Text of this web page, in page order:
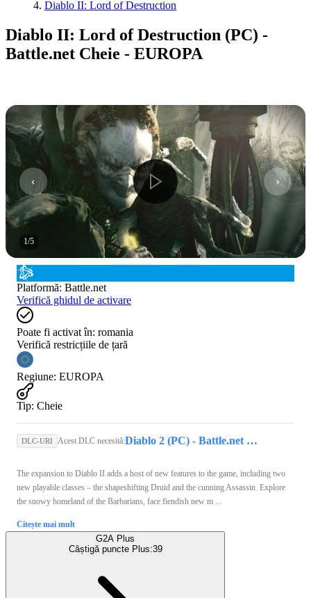
Diablo II: Lord of Destruction
Diablo II: Lord of Destruction (PC) -
Battle.net Cheie - EUROPA
1/5
Platformă: Battle.net
Verifică ghidul de activare
Poate fi activat în: romania
Verifică restricțiile de țară
Regiune: EUROPA
Tip: Cheie
DLC-URI Acest DLC necesită: Diablo 2 (PC) - Battle.net Key - GLOBAL
The expansion to Diablo II adds a host of new features to the game, including two
new playable classes – the shapeshifting Druid and the cunning Assassin. Explore
the snowy homeland of the Barbarians, face fiendish new m ...
Citește mai mult
G2A Plus
Câștigă puncte Plus:39